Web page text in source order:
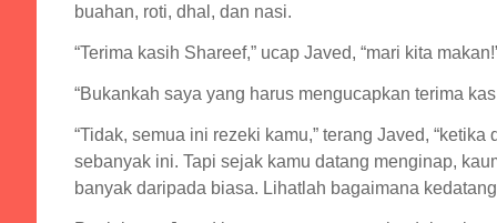
buahan, roti, dhal, dan nasi.
“Terima kasih Shareef,” ucap Javed, “mari kita
“Bukankah saya yang harus mengucapkan terima
“Tidak, semua ini rezeki kamu,” terang Javed,
sebanyak ini. Tapi sejak kamu datang menginap,
banyak daripada biasa. Lihatlah bagaimana